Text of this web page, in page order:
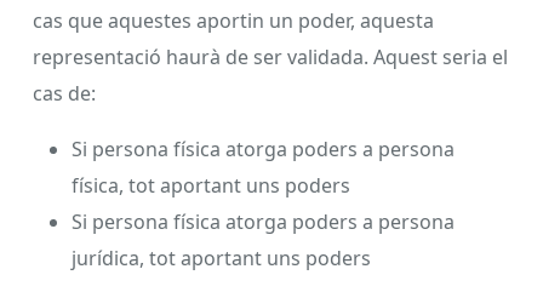
cas que aquestes aportin un poder, aquesta
representació haurà de ser validada. Aquest seria el
cas de:
Si persona física atorga poders a persona
física, tot aportant uns poders
Si persona física atorga poders a persona
jurídica, tot aportant uns poders